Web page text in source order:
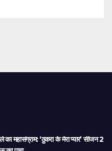
का महासंग्राम: ‘ठुकरा के मेरा प्यार’ सीजन 2